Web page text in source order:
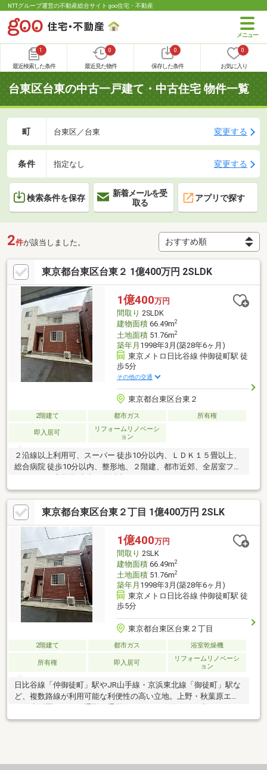
NTTグループ運営の不動産総合サイト goo住宅・不動産
1
最近検索した条件
0
最近見た物件
0
保存した条件
0
お気に入り
台東区台東の中古一戸建て・中古住宅 物件一覧
町 台東区／台東 変更する
条件 指定なし 変更する
検索条件を保存
新着メールを受
取る
アプリで探す
2件が該当しました。
東京都台東区台東２ 1億400万円 2SLDK
1億400万円
間取り 2SLDK
建物面積66.49m2
土地面積51.76m2
築年月 1998年3月(築28年6ヶ月)
東京メトロ日比谷線 仲御徒町駅 徒
歩5分
その他の交通
東京都台東区台東２
2階建て 都市ガス 所有権
即入居可
リフォームリノベーシ
ョン
２沿線以上利用可、スーパー 徒歩10分以内、ＬＤＫ１５畳以上、
総合病院 徒歩10分以内、整形地、２階建、都市近郊、全居室フロ
東京都台東区台東２丁目 1億400万円 2SLK
1億400万円
間取り 2SLK
建物面積66.49m2
土地面積51.76m2
築年月 1998年3月(築28年6ヶ月)
東京メトロ日比谷線 仲御徒町駅 徒
歩5分
東京都台東区台東２丁目
2階建て 都市ガス 浴室乾燥機
所有権 即入居可
リフォームリノベーシ
ョン
日比谷線「仲御徒町」駅やJR山手線・京浜東北線「御徒町」駅な
ど、複数路線が利用可能な利便性の高い立地。上野・秋葉原エリ
便利なロケーションです。